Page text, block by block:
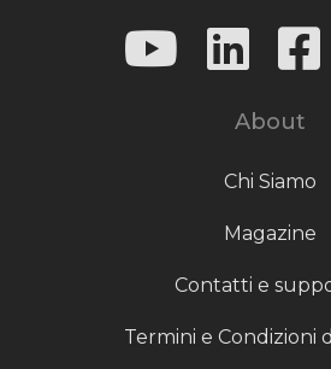
About
Chi Siamo
Magazine
Contatti e
Termini e Condizioni